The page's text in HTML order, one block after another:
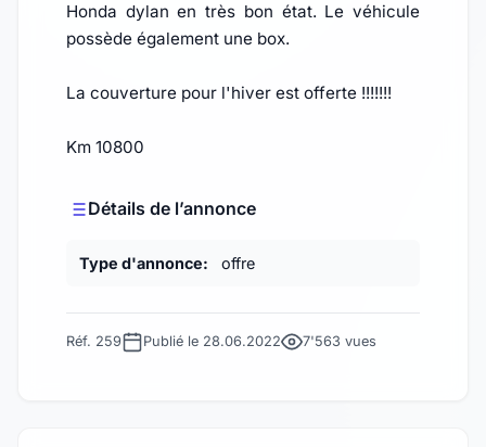
Honda dylan en très bon état. Le véhicule
possède également une box.
La couverture pour l'hiver est offerte !!!!!!!
Km 10800
Détails de l’annonce
Type d'annonce: offre
Réf. 259 Publié le 28.06.2022 7'563 vues